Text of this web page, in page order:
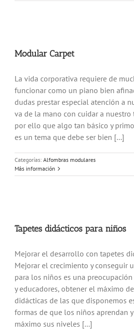
Modular Carpet
La vida corporativa requiere de
funcionar como un piano bien
dudas prestar especial atención a
va de la mano con cuidar a
por ello que algo tan básico y
es un tema que debe ser bien [...]
Categorías: Alfombras modulares
Más información
Tapetes didácticos para niños
Mejorar el desarrollo con tapetes
Mejorar el crecimiento y conseguir
para los niños es una
y educadores, obtener el máximo
didácticas de las que disponemos
formas de que los niños aprendan
máximo sus niveles [...]